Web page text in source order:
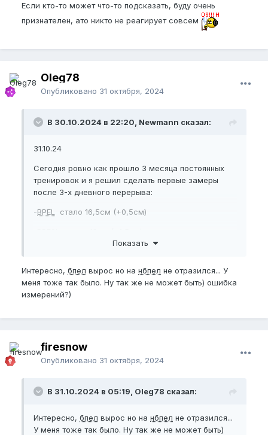
Если кто-то может что-то подсказать, буду очень
признателен, ато никто не реагирует совсем
Oleg78
Опубликовано 31 октября, 2024
В 30.10.2024 в 22:20, Newmann сказал:
31.10.24
Сегодня ровно как прошло 3 месяца постоянных
тренировок и я решил сделать первые замеры
после 3-х дневного перерыва:
-BPEL стало 16,5см (+0,5см)
EG стало 12см (+1см)
Реакция у меня неоднозначная, так как шёл за
Посмотрим что из этого выйдет.
Следующие замеры проведу через полтора
Если кто-то может что-то подсказать, буду очень
Показать
Интересно, бпел вырос но на нбпел не отразился... У
меня тоже так было. Ну так же не может быть) ошибка
измерений?)
firesnow
Опубликовано 31 октября, 2024
В 31.10.2024 в 05:19, Oleg78 сказал:
Интересно, бпел вырос но на нбпел не отразился...
У меня тоже так было. Ну так же не может быть)